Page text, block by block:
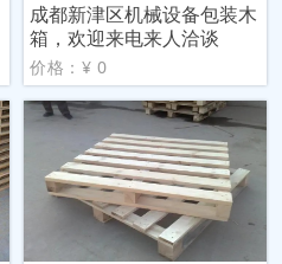
成都新津区机械设备包装木
箱，欢迎来电来人洽谈
价格：¥ 0